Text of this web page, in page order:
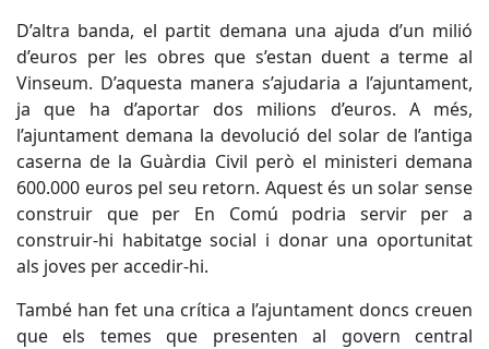
D’altra banda, el partit demana una ajuda d’un milió
d’euros per les obres que s’estan duent a terme al
Vinseum. D’aquesta manera s’ajudaria a l’ajuntament,
ja que ha d’aportar dos milions d’euros. A més,
l’ajuntament demana la devolució del solar de l’antiga
caserna de la Guàrdia Civil però el ministeri demana
600.000 euros pel seu retorn. Aquest és un solar sense
construir que per En Comú podria servir per a
construir-hi habitatge social i donar una oportunitat
als joves per accedir-hi.
També han fet una crítica a l’ajuntament doncs creuen
que els temes que presenten al govern central